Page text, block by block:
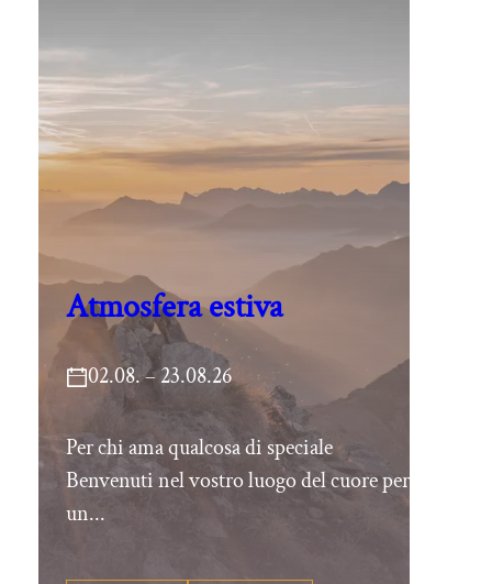
Atmosfera estiva
02.08. – 23.08.26
Per chi ama qualcosa di speciale
Benvenuti nel vostro luogo del cuore per
un...